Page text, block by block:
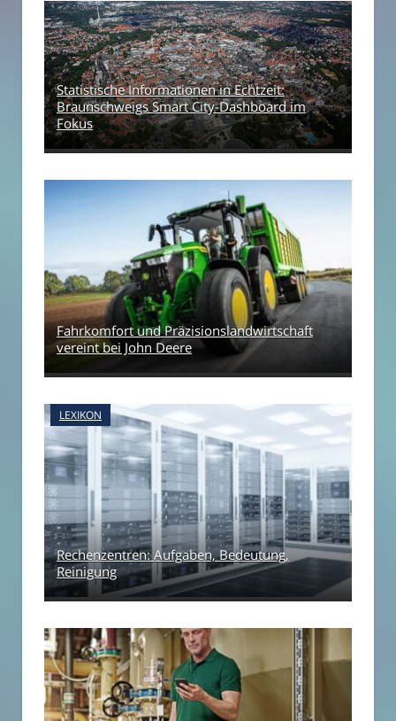
Statistische Informationen in Echtzeit:
Braunschweigs Smart City-Dashboard im
Fokus
Fahrkomfort und Präzisionslandwirtschaft
vereint bei John Deere
LEXIKON
Rechenzentren: Aufgaben, Bedeutung,
Reinigung